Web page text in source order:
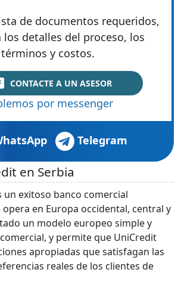
de documentos requeridos,
los detalles del proceso, los
términos y costos.
CONTACTE A UN ASESOR
por messenger
Telegram
en Serbia
un exitoso banco comercial
en Europa occidental, central y
un modelo europeo simple y
y permite que UniCredit
apropiadas que satisfagan las
reales de los clientes de